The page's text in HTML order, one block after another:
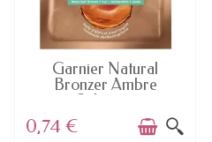
AVAILABLE
Garnier Natural
Bronzer Ambre
Solaire...
0,74 €